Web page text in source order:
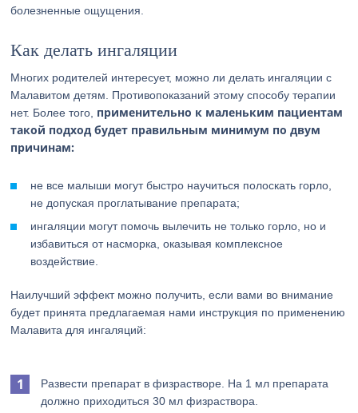
болезненные ощущения.
Как делать ингаляции
Многих родителей интересует, можно ли делать ингаляции с
Малавитом детям. Противопоказаний этому способу терапии
нет. Более того, применительно к маленьким пациентам
такой подход будет правильным минимум по двум
причинам:
не все малыши могут быстро научиться полоскать горло,
не допуская проглатывание препарата;
ингаляции могут помочь вылечить не только горло, но и
избавиться от насморка, оказывая комплексное
воздействие.
Наилучший эффект можно получить, если вами во внимание
будет принята предлагаемая нами инструкция по применению
Малавита для ингаляций:
Развести препарат в физрастворе. На 1 мл препарата
должно приходиться 30 мл физраствора.